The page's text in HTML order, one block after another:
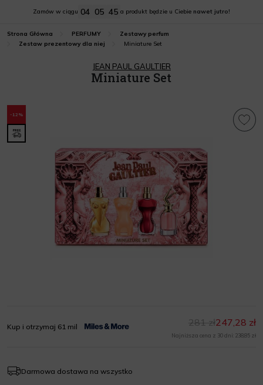
Strona Główna PERFUMY
Zestawy perfum
Zestaw prezentowy dla niej
Miniature Set
JEAN PAUL GAULTIER
Miniature Set
-12%
Kup i otrzymaj 61 mil 247,28 zł
281 zł
Najniższa cena z 30 dni: 238,85 zł
Zamów w ciągu 04 05 44 a produkt będzie u Ciebie nawet jutro!
Darmowa dostawa na wszystko